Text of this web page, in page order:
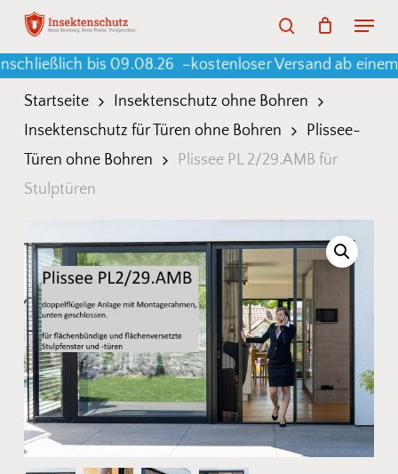
Skip
main
content
Menu
Cart
bis 09.08.26 –kostenloser Versand ab einem
Startseite
Insektenschutz ohne Bohren
Insektenschutz für Türen ohne Bohren
Plissee-
Türen ohne Bohren
Plissee PL 2/29.AMB für
Stulptüren